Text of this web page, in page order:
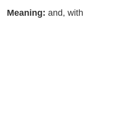
Meaning: and, with